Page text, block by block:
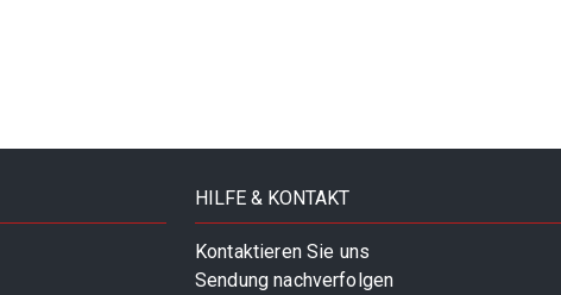
HILFE & KONTAKT
Kontaktieren Sie uns
Sendung nachverfolgen